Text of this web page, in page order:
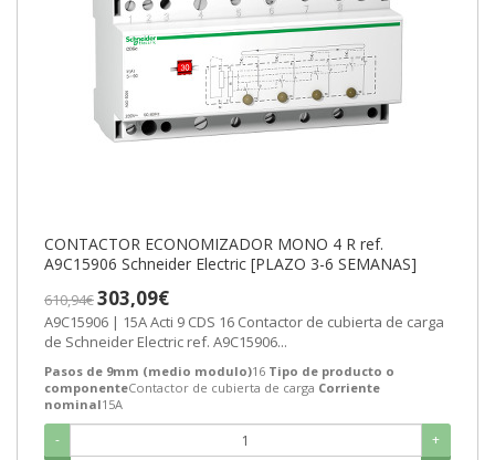
CONTACTOR ECONOMIZADOR MONO 4 R ref.
A9C15906 Schneider Electric [PLAZO 3-6 SEMANAS]
610,94€303,09€
A9C15906 | 15A Acti 9 CDS 16 Contactor de cubierta de carga
de Schneider Electric ref. A9C15906...
Pasos de 9mm (medio modulo)16 Tipo de producto o
componenteContactor de cubierta de carga Corriente
nominal15A
- +